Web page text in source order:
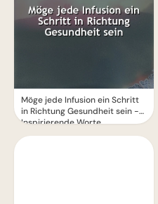
Möge jede Infusion ein Schritt
in Richtung Gesundheit sein -
Inspirierende Worte